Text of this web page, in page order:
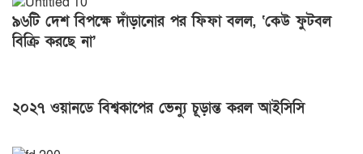
৯৬টি দেশ বিপক্ষে দাঁড়ানোর পর ফিফা বলল, ‘কেউ ফুটবল
বিক্রি করছে না’
২০২৭ ওয়ানডে বিশ্বকাপের ভেন্যু চূড়ান্ত করল আইসিসি